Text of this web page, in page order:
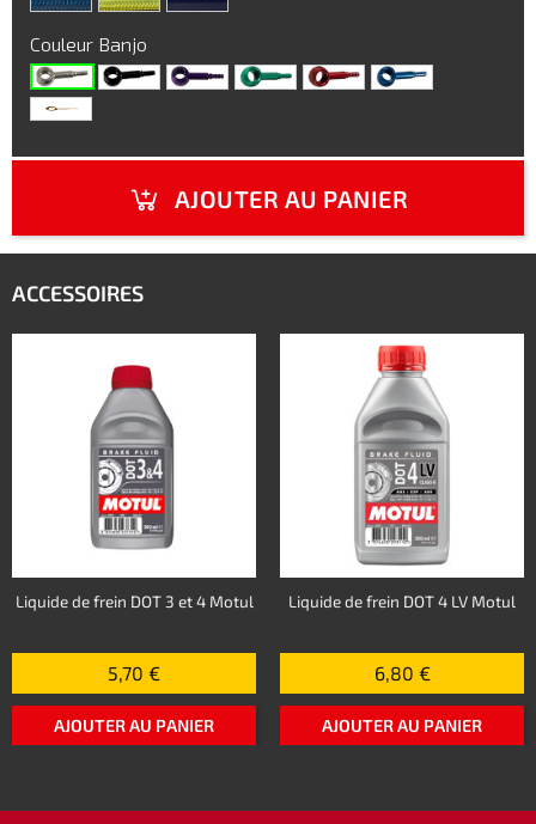
Couleur Banjo
AJOUTER AU PANIER
ACCESSOIRES
Liquide de frein DOT 3 et 4 Motul
5,70 €
AJOUTER AU PANIER
Liquide de frein DOT 4 LV Motul
6,80 €
AJOUTER AU PANIER